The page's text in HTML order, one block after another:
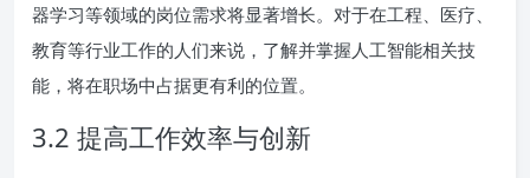
器学习等领域的岗位需求将显著增长。对于在工程、医疗、
教育等行业工作的人们来说，了解并掌握人工智能相关技
能，将在职场中占据更有利的位置。
3.2 提高工作效率与创新